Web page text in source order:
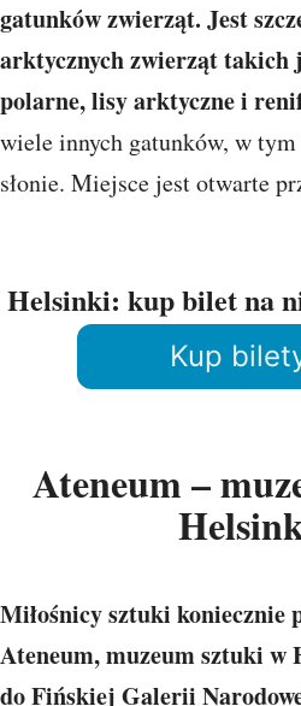
gatunków zwierząt. Jest
arktycznych zwierząt takich
polarne, lisy arktyczne i
wiele innych gatunków, w
słonie. Miejsce jest otwarte
Helsinki: kup bilet na
Kup
Ateneum –
Miłośnicy sztuki koniecznie
Ateneum, muzeum sztuki w
do Fińskiej Galerii